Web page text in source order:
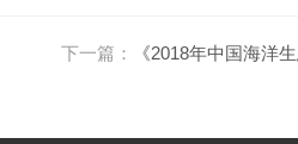
下一篇： 《2018年中国海洋